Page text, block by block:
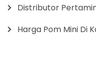
Distributor
Harga Pom Mini Di